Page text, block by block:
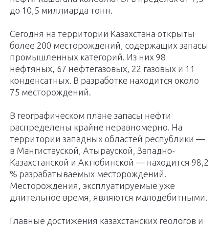
до 10,5 миллиарда тонн.
Сегодня на территории Казахстана открыты
более 200 месторождений, содержащих запасы
промышленных категорий. Из них 98
нефтяных, 67 нефтегазовых, 22 газовых и 11
конденсатных. В разработке находится около
75 месторождений.
В географическом плане запасы нефти
распределены крайне неравномерно. На
территории западных областей республики —
в Мангистауской, Атырауской, Западно-
Казахстанской и Актюбинской — находится 98,2
% разрабатываемых месторождений.
Месторождения, эксплуатируемые уже
длительное время, являются малодебитными.
Главные достижения казахстанских геологов и